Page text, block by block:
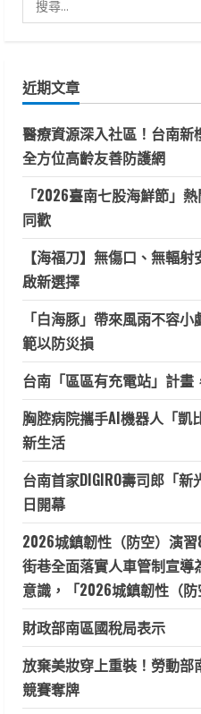
尋
字:
近期文章
醫療資源深入社區！台南
全方位高齡友善防護網
「2026臺南七股海鮮節」
同歡
【海福刀】無傷口、無輻
啟新選擇
「白海豚」帶來風雨不容
範以防災損
台南「區區有充電站」計畫
胸腔病院攜手AI機器人「凱
新生活
台南首家DIGIRO壽司郎「
日開幕
2026城鎮韌性（防空）演
街巷全面落實人車管制宣
意識，「2026城鎮韌性（防
財政部南區國稅局表示
放棄美妝穿上重裝！勞動部
競賽奪牌